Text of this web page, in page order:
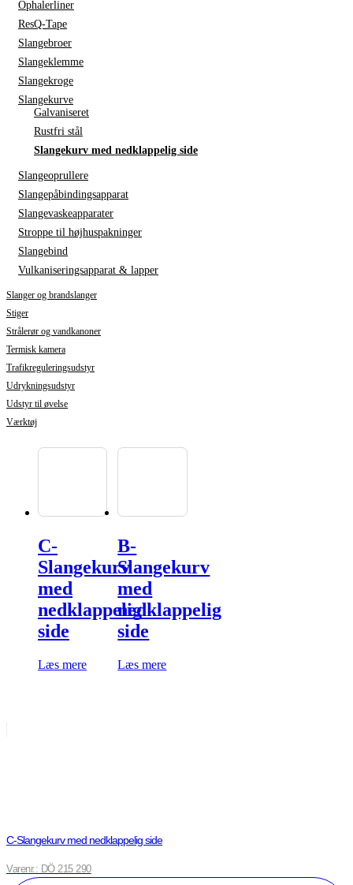
Ophalerliner
ResQ-Tape
Slangebroer
Slangeklemme
Slangekroge
Slangekurve
Galvaniseret
Rustfri stål
Slangekurv med nedklappelig side
Slangeoprullere
Slangepåbindingsapparat
Slangevaskeapparater
Stroppe til højhuspakninger
Slangebind
Vulkaniseringsapparat & lapper
Slanger og brandslanger
Stiger
Strålerør og vandkanoner
Termisk kamera
Trafikreguleringsudstyr
Udrykningsudstyr
Udstyr til øvelse
Værktøj
C-
Slangekurv
med
nedklappelig
side
Læs mere
B-
Slangekurv
med
nedklappelig
side
Læs mere
C-Slangekurv med nedklappelig side
Varenr.: DÖ 215 290